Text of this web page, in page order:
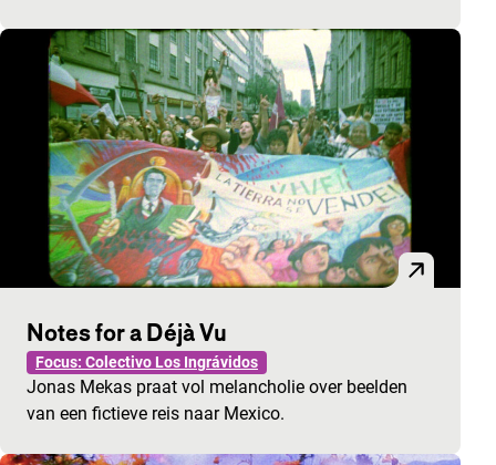
Notes for a Déjà Vu
Focus: Colectivo Los Ingrávidos
Jonas Mekas praat vol melancholie over beelden
van een fictieve reis naar Mexico.